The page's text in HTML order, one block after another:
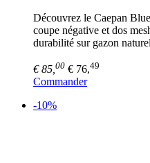
Découvrez le Caepan
coupe négative et dos
durabilité sur gazon
€ 85, 00 € 76,49
Commander
-10%